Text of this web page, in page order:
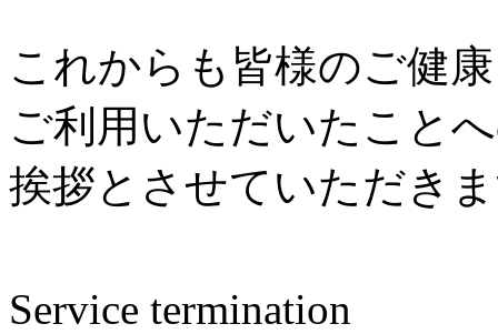
これからも皆様のご健
ご利用いただいたこと
挨拶とさせていただき
Service termination